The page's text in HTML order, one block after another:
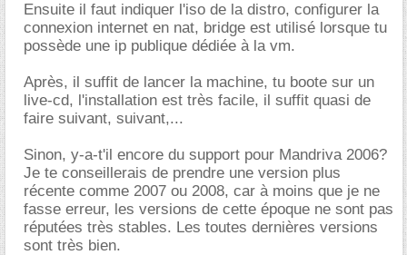
Ensuite il faut indiquer l'iso de la distro, configurer la
connexion internet en nat, bridge est utilisé lorsque tu
possède une ip publique dédiée à la vm.
Après, il suffit de lancer la machine, tu boote sur un
live-cd, l'installation est très facile, il suffit quasi de
faire suivant, suivant,...
Sinon, y-a-t'il encore du support pour Mandriva 2006?
Je te conseillerais de prendre une version plus
récente comme 2007 ou 2008, car à moins que je ne
fasse erreur, les versions de cette époque ne sont pas
réputées très stables. Les toutes dernières versions
sont très bien.